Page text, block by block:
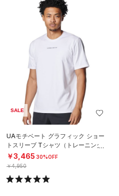
SALE
UAモチベート グラフィック ショー
トスリーブ Tシャツ（トレーニング/
MEN）
￥3,465 30%OFF
￥4,950